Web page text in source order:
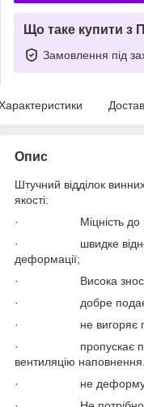
Що таке купити з
Замовлення під
Опис
Штучний відділок
якості:
· Міцність до
· швидке
деформації;
· Висока
· добре подається
· не вигоряє під
· пропускає
вентиляцію наповнення.
· не